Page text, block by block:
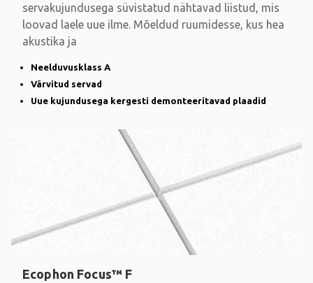
servakujundusega süvistatud nähtavad liistud, mis
loovad laele uue ilme. Mõeldud ruumidesse, kus hea
akustika ja
Neelduvusklass A
Värvitud servad
Uue kujundusega kergesti demonteeritavad plaadid
Ecophon Focus™ F